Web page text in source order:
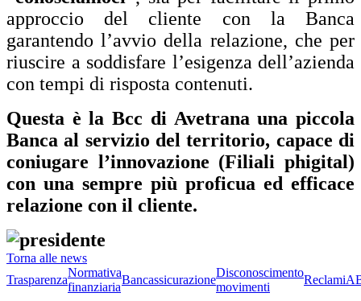
approccio del cliente con la Banca
garantendo l’avvio della relazione, che per
riuscire a soddisfare l’esigenza dell’azienda
con tempi di risposta contenuti.
Questa è la Bcc di Avetrana una piccola
Banca al servizio del territorio, capace di
coniugare l’innovazione (Filiali phigital)
con una sempre più proficua ed efficace
relazione con il cliente.
Torna alle news
Trasparenza
Normativa
finanziaria
Bancassicurazione
Disconoscimento
movimenti
Reclami